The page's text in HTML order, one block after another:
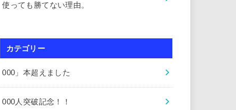
使っても勝てない理由。
カテゴリー
000」本超えました
000人突破記念！！